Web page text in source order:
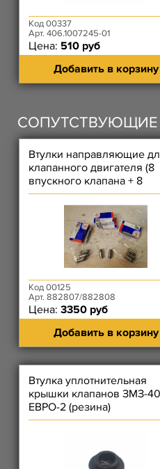
Код 00337
Арт. 406.1007245-01
Цена: 510 руб
Добавить в корзину
СОПУТСТВУЮЩИЕ
Втулки направляющие
клапанного двигателя (8
впускного клапана + 8
выпускного клапана) SM
Код 00125
Арт. 882807/882808
Цена: 3350 руб
Добавить в корзину
Втулка уплотнительная
крышки клапанов ЗМЗ-
ЕВРО-2 (резина)